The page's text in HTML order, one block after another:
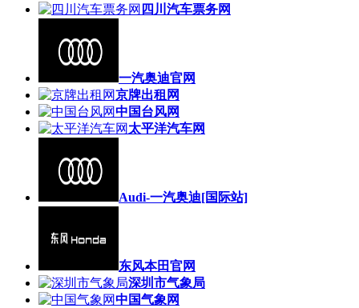
四川汽车票务网
一汽奥迪官网
京牌出租网
中国台风网
太平洋汽车网
Audi-一汽奥迪[国际站]
东风本田官网
深圳市气象局
中国气象网